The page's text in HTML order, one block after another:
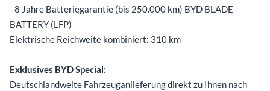
- 8 Jahre Batteriegarantie (bis 250.000 km) BYD BLADE
BATTERY (LFP)
Elektrische Reichweite kombiniert: 310 km
Exklusives BYD Special:
Deutschlandweite Fahrzeuganlieferung direkt zu Ihnen nach